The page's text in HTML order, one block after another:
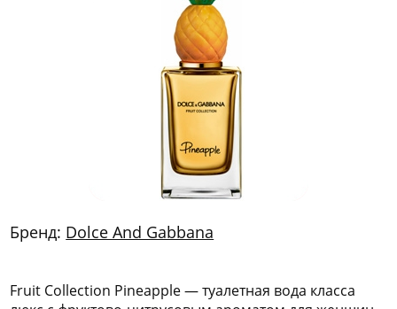
Бренд: Dolce And Gabbana
Fruit Collection Pineapple — туалетная вода класса